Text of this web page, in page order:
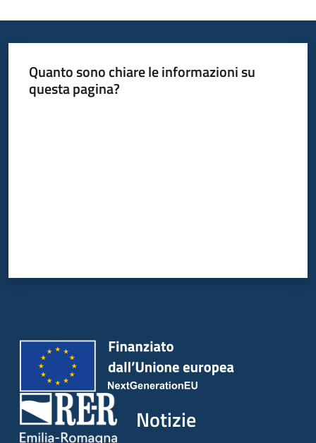
Quanto sono chiare le informazioni su
questa pagina?
Notizie